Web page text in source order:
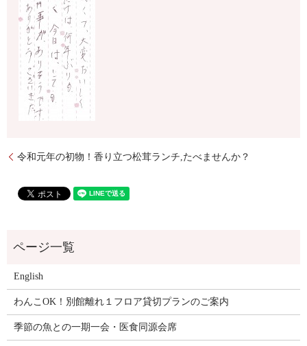
令和元年の初物！香り立つ松茸ランチ,たべませんか？
English
わんこOK！別館離れ１フロア貸切プランのご案内
季節の魚との一期一会・医食同源会席